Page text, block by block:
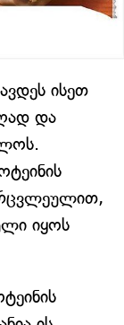
ისეთ
და
იყოს